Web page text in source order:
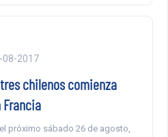
08-2017
chilenos comienza
Francia
próximo sábado 26 de agosto,